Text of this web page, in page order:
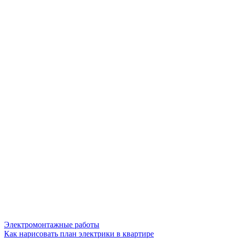
Электромонтажные работы
Как нарисовать план электрики в квартире